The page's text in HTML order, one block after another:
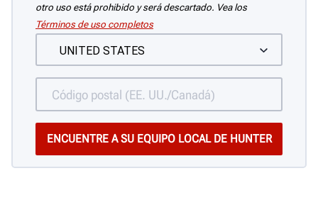
otro uso está prohibido y será descartado. Vea los
Términos de uso completos